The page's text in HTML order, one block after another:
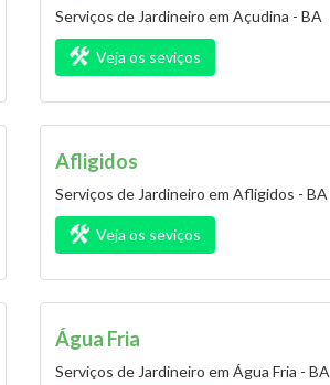
Serviços de Jardineiro em Açudina - BA
Veja os seviços
Afligidos
Serviços de Jardineiro em Afligidos - BA
Veja os seviços
Água Fria
Serviços de Jardineiro em Água Fria - BA